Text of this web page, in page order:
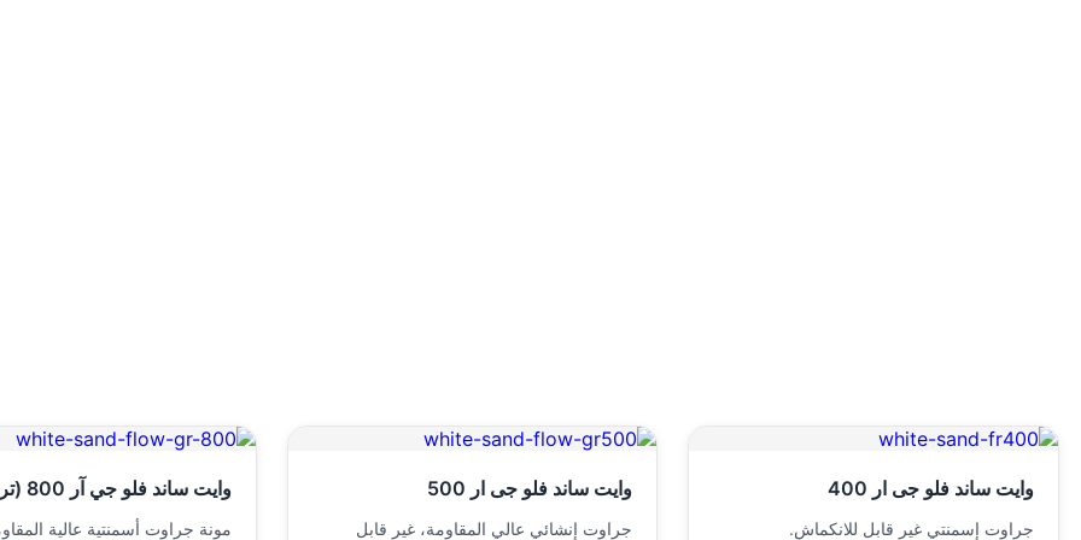
وايت ساند فلو جى ار 400
جراوت إسمنتي غير قابل للانكماش.
وايت ساند فلو جى ار 500
جراوت إنشائي عالي المقاومة، غير قابل
وايت ساند فلو جي آر 800 (ترويبة)
مونة جراوت أسمنتية عالية